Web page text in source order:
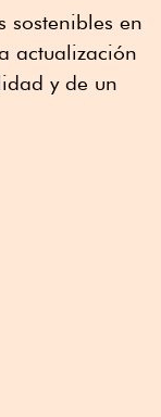
sostenibles en
actualización
y de un